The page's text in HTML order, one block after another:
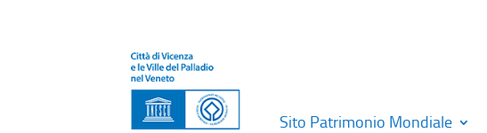
Sito Patrimonio Mondiale